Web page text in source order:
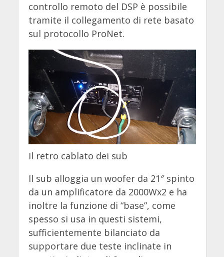
controllo remoto del DSP è possibile
tramite il collegamento di rete basato
sul protocollo ProNet.
Il retro cablato dei sub
Il sub alloggia un woofer da 21″ spinto
da un amplificatore da 2000Wx2 e ha
inoltre la funzione di “base”, come
spesso si usa in questi sistemi,
sufficientemente bilanciato da
supportare due teste inclinate in